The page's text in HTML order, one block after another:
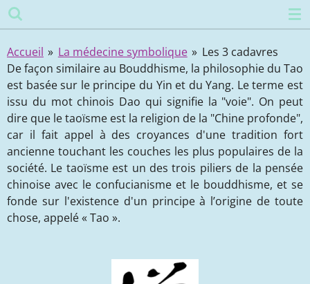
Passer
au
contenu
principal
Accueil » La médecine symbolique » Les 3 cadavres
De façon similaire au Bouddhisme, la philosophie du Tao
est basée sur le principe du Yin et du Yang. Le terme est
issu du mot chinois Dao qui signifie la "voie". On peut
dire que le taoïsme est la religion de la "Chine profonde",
car il fait appel à des croyances d'une tradition fort
ancienne touchant les couches les plus populaires de la
société. Le taoïsme est un des trois piliers de la pensée
chinoise avec le confucianisme et le bouddhisme, et se
fonde sur l'existence d'un principe à l’origine de toute
chose, appelé « Tao ».